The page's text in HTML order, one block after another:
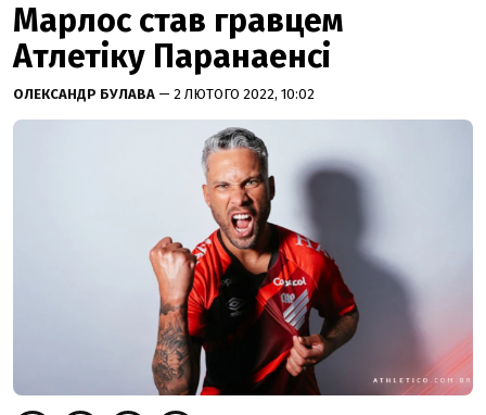
Марлос став гравцем
Атлетіку Паранаенсі
ОЛЕКСАНДР БУЛАВА — 2 ЛЮТОГО 2022, 10:02